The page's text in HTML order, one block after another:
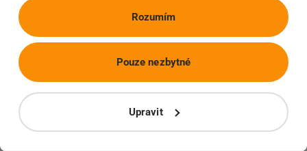
Rozumím
Upravit
Pouze nezbytné